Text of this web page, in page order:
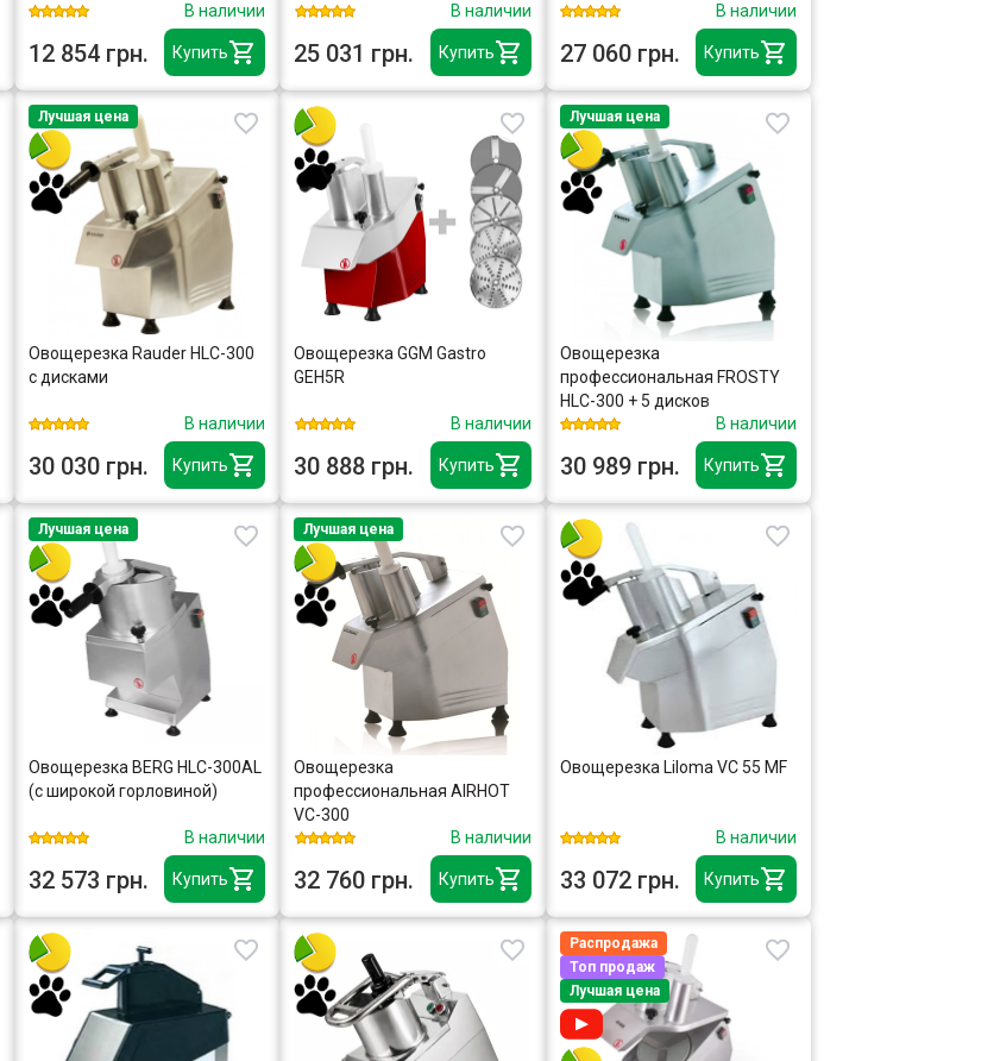
Купить
В наличии
12 854 грн. Купить
В наличии
25 031 грн. Купить
алюминий
В наличии
27 060 грн.
Купить
Лучшая цена
Овощерезка Rauder HLC-300
с дисками
В наличии
30 030 грн. Купить
Овощерезка GGM Gastro
GEH5R
В наличии
30 888 грн. Купить
Лучшая цена
Овощерезка
профессиональная FROSTY
HLC-300 + 5 дисков
В наличии
30 989 грн.
Купить
Лучшая цена
Овощерезка BERG HLC-300AL
(с широкой горловиной)
В наличии
32 573 грн. Купить
Лучшая цена
Овощерезка
профессиональная AIRHOT
VC-300
В наличии
32 760 грн. Купить
Овощерезка Liloma VC 55 MF
В наличии
33 072 грн.
Распродажа
Топ продаж
Лучшая цена